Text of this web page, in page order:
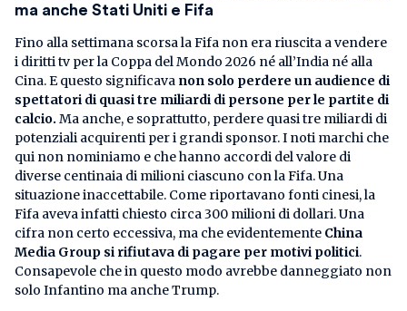
ma anche Stati Uniti e Fifa
Fino alla settimana scorsa la Fifa non era riuscita a vendere
i diritti tv per la Coppa del Mondo 2026 né all’India né alla
Cina. E questo significava non solo perdere un audience di
spettatori di quasi tre miliardi di persone per le partite di
calcio. Ma anche, e soprattutto, perdere quasi tre miliardi di
potenziali acquirenti per i grandi sponsor. I noti marchi che
qui non nominiamo e che hanno accordi del valore di
diverse centinaia di milioni ciascuno con la Fifa. Una
situazione inaccettabile. Come riportavano fonti cinesi, la
Fifa aveva infatti chiesto circa 300 milioni di dollari. Una
cifra non certo eccessiva, ma che evidentemente China
Media Group si rifiutava di pagare per motivi politici.
Consapevole che in questo modo avrebbe danneggiato non
solo Infantino ma anche Trump.